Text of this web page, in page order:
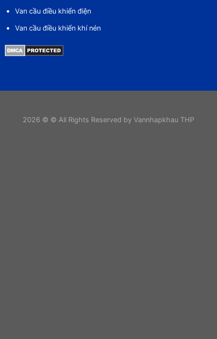
Van cầu điều khiển điện
Van cầu điều khiển khí nén
2026 © © All Rights Reserved by Vannhapkhau THP